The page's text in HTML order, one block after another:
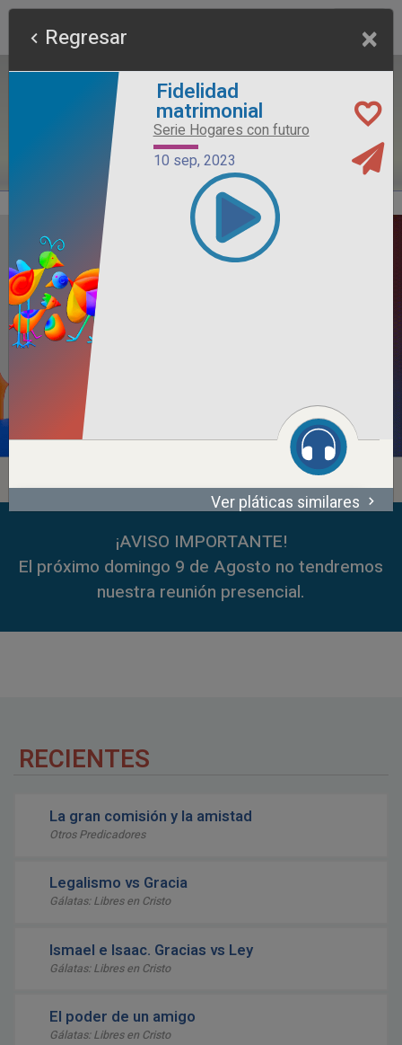
Alimento Sano
Serie Otros Predicadores
59:35
¡AVISO IMPORTANTE!
El próximo domingo 9 de Agosto no tendremos
nuestra reunión presencial.
RECIENTES
La gran comisión y la amistad
Otros Predicadores
Legalismo vs Gracia
Gálatas: Libres en Cristo
Ismael e Isaac. Gracias vs Ley
Gálatas: Libres en Cristo
El poder de un amigo
Gálatas: Libres en Cristo
Regresar ×
Fidelidad
matrimonial
Serie Hogares con futuro
10 sep, 2023
00:00 52:27
Ver pláticas similares